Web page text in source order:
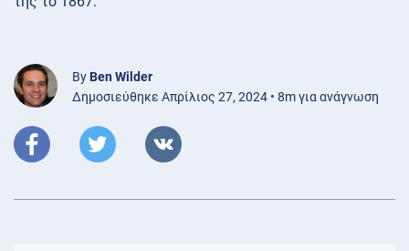
By Ben Wilder
Δημοσιεύθηκε Απρίλιος 27, 2024 • 8m για ανάγνωση